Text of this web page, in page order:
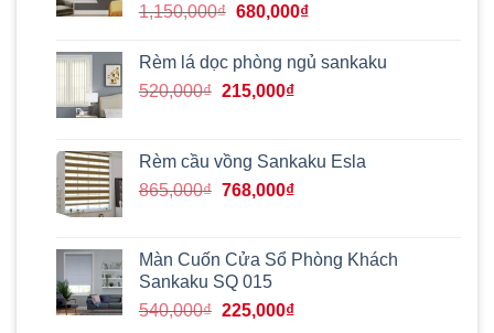
1,150,000₫ Giá
là:
1,150,000₫.
680,000₫Giá
tại
Rèm lá dọc phòng ngủ sankaku
520,000₫ Giá
520,000₫.
215,000₫Giá
là:
215,000₫.
Rèm cầu vồng Sankaku Esla
865,000₫ Giá
865,000₫.
768,000₫Giá
là:
Màn Cuốn Cửa Sổ Phòng Khách
Sankaku SQ 015
540,000₫ Giá
225,000₫Giá